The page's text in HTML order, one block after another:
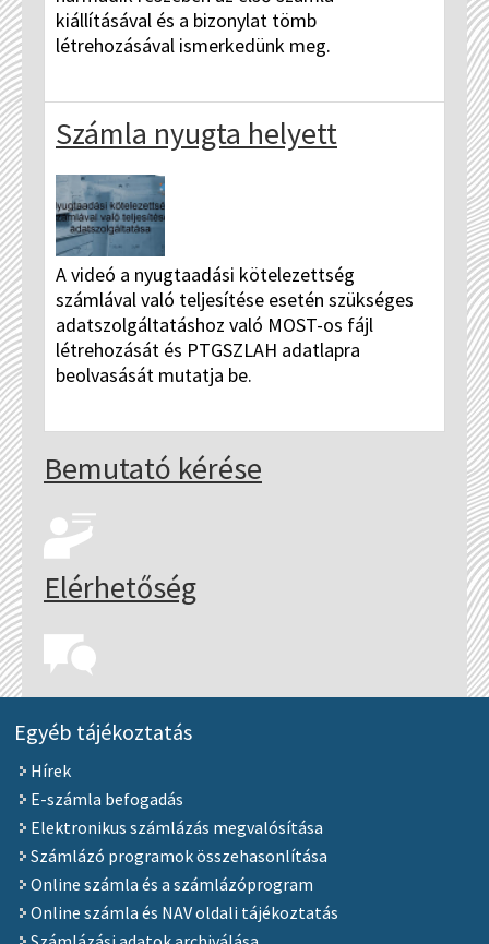
kiállításával és a bizonylat tömb
létrehozásával ismerkedünk meg.
Számla nyugta helyett
A videó a nyugtaadási kötelezettség
számlával való teljesítése esetén szükséges
adatszolgáltatáshoz való MOST-os fájl
létrehozását és PTGSZLAH adatlapra
beolvasását mutatja be.
Bemutató kérése
Elérhetőség
Egyéb tájékoztatás
Hírek
E-számla befogadás
Elektronikus számlázás megvalósítása
Számlázó programok összehasonlítása
Online számla és a számlázóprogram
Online számla és NAV oldali tájékoztatás